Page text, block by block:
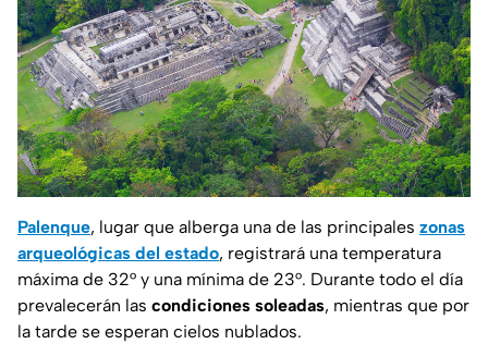
Palenque, lugar que alberga una de las principales zonas
arqueológicas del estado, registrará una temperatura
máxima de 32° y una mínima de 23°. Durante todo el día
prevalecerán las condiciones soleadas, mientras que por
la tarde se esperan cielos nublados.